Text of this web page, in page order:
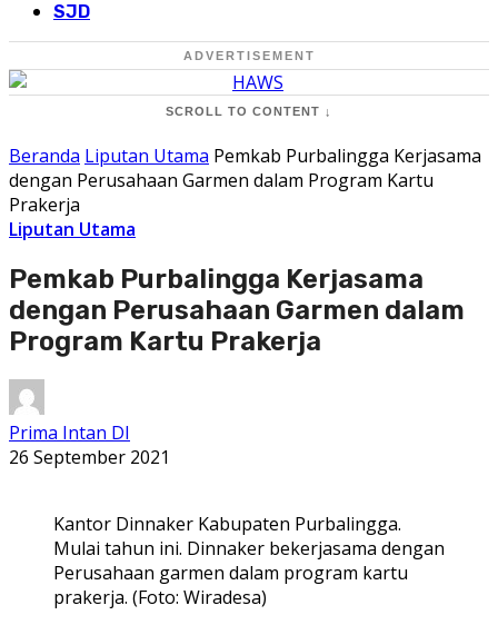
SJD
ADVERTISEMENT
SCROLL TO CONTENT ↓
Beranda Liputan Utama Pemkab Purbalingga Kerjasama
dengan Perusahaan Garmen dalam Program Kartu
Prakerja
Liputan Utama
Pemkab Purbalingga Kerjasama
dengan Perusahaan Garmen dalam
Program Kartu Prakerja
Prima Intan DI
26 September 2021
Kantor Dinnaker Kabupaten Purbalingga.
Mulai tahun ini. Dinnaker bekerjasama dengan
Perusahaan garmen dalam program kartu
prakerja. (Foto: Wiradesa)